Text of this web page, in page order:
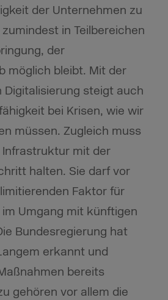
der Unternehmen zu
in Teilbereichen
der
möglich bleibt. Mit der
steigt auch
bei Krisen, wie wir
müssen. Zugleich muss
mit der
halten. Sie darf vor
Faktor für
Umgang mit künftigen
Bundesregierung hat
erkannt und
bereits
gehören vor allem die